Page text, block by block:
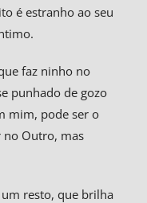
é estranho ao seu
faz ninho no
punhado de gozo
mim, pode ser o
no Outro, mas
resto, que brilha